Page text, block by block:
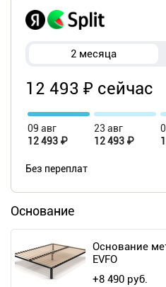
2 месяца
12 493 ₽ сейчас
09 авг
12 493 ₽
23 авг
12 493 ₽
Без переплат
Основание
Основание
EVFO
+8 490 руб.